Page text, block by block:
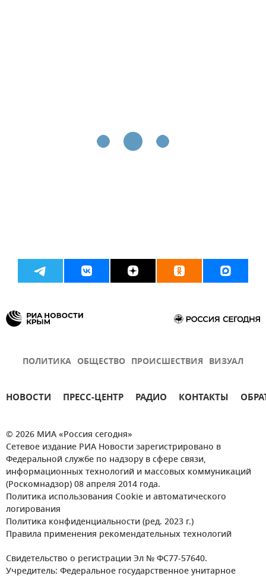
ПОЛИТИКА ОБЩЕСТВО ПРОИСШЕСТВИЯ ВИЗУАЛ
НОВОСТИ ПРЕСС-ЦЕНТР РАДИО КОНТАКТЫ
© 2026 МИА «Россия сегодня»
Сетевое издание РИА Новости зарегистрировано в
Федеральной службе по надзору в сфере связи,
информационных технологий и массовых коммуникаций
(Роскомнадзор) 08 апреля 2014 года.
Политика использования Cookie и автоматического
логирования
Политика конфиденциальности (ред. 2023 г.)
Правила применения рекомендательных технологий
Свидетельство о регистрации Эл № ФС77-57640.
Учредитель: Федеральное государственное унитарное